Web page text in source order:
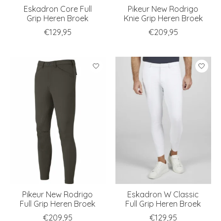
Eskadron Core Full
Grip Heren Broek
€129,95
Pikeur New Rodrigo
Knie Grip Heren Broek
€209,95
Pikeur New Rodrigo
Full Grip Heren Broek
€209,95
Eskadron W Classic
Full Grip Heren Broek
€129,95